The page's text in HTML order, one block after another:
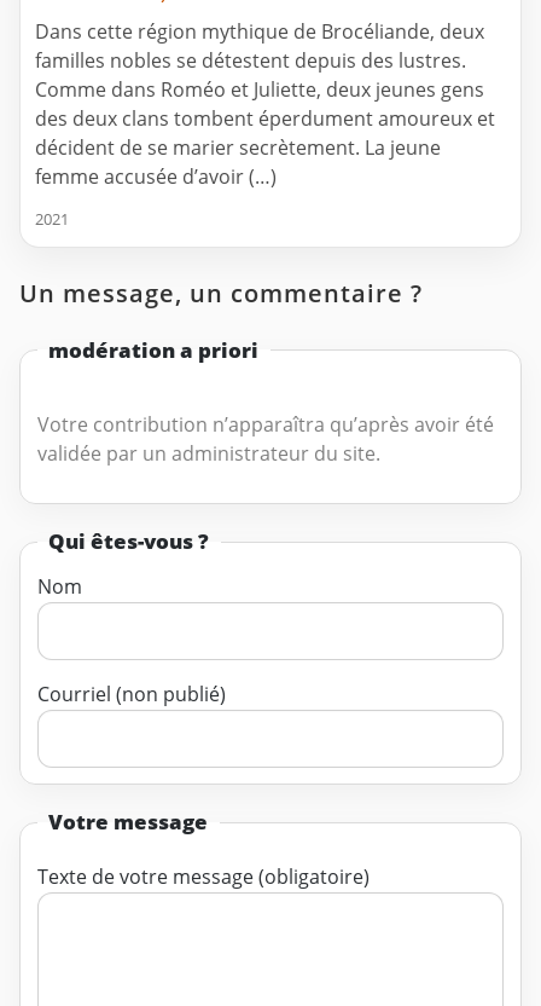
Dans cette région mythique de Brocéliande, deux
familles nobles se détestent depuis des lustres.
Comme dans Roméo et Juliette, deux jeunes gens
des deux clans tombent éperdument amoureux et
décident de se marier secrètement. La jeune
femme accusée d’avoir (…)
2021
Un message, un commentaire ?
modération a priori
Votre contribution n’apparaîtra qu’après avoir été
validée par un administrateur du site.
Qui êtes-vous ?
Nom
Courriel (non publié)
Votre message
Texte de votre message (obligatoire)